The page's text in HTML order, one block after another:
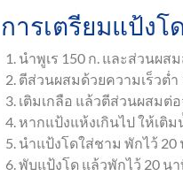
การเตรียมแป้งโด
นำพูเร 150 ก. และส่วนผส
ตีส่วนผสมด้วยความเร็วต่ำ
เติมเกลือ แล้วตีส่วนผสมต่
หากแป้งแห้งเกินไป ให้เติ
นำแป้งโดใส่ชาม พักไว้ 20
พับแป้งโด แล้วพักไว้ 20